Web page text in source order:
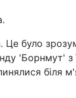
було
'Борнмут'
біля